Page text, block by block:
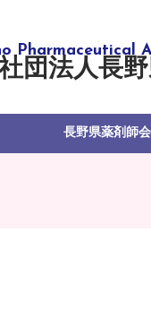
団法人長
長野県薬剤師